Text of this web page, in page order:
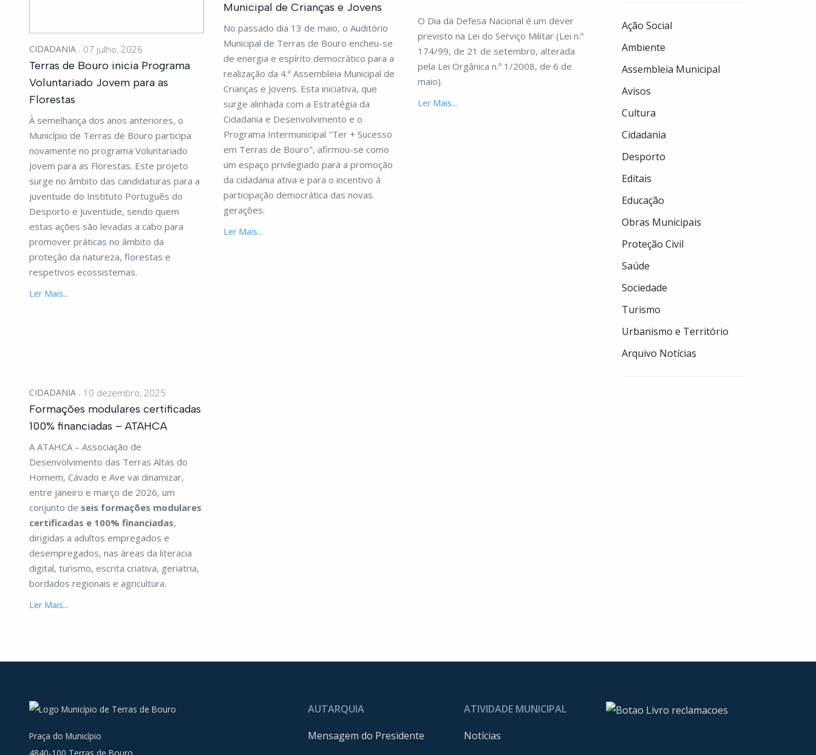
CIDADANIA 07 julho, 2026
Terras de Bouro inicia Programa
Voluntariado Jovem para as
Florestas
À semelhança dos anos anteriores, o
Município de Terras de Bouro participa
novamente no programa Voluntariado
Jovem para as Florestas. Este projeto
surge no âmbito das candidaturas para a
juventude do Instituto Português do
Desporto e Juventude, sendo quem
estas ações são levadas a cabo para
promover práticas no âmbito da
proteção da natureza, florestas e
respetivos ecossistemas.
Ler Mais...
Municipal de Crianças e Jovens
No passado dia 13 de maio, o Auditório
Municipal de Terras de Bouro encheu-se
de energia e espírito democrático para a
realização da 4.ª Assembleia Municipal de
Crianças e Jovens. Esta iniciativa, que
surge alinhada com a Estratégia da
Cidadania e Desenvolvimento e o
Programa Intermunicipal "Ter + Sucesso
em Terras de Bouro", afirmou-se como
um espaço privilegiado para a promoção
da cidadania ativa e para o incentivo à
participação democrática das novas
gerações.
Ler Mais...
O Dia da Defesa Nacional é um dever
previsto na Lei do Serviço Militar (Lei n.º
174/99, de 21 de setembro, alterada
pela Lei Orgânica n.º 1/2008, de 6 de
maio).
Ler Mais...
CIDADANIA 10 dezembro, 2025
Formações modulares certificadas
100% financiadas – ATAHCA
A ATAHCA – Associação de
Desenvolvimento das Terras Altas do
Homem, Cávado e Ave vai dinamizar,
entre janeiro e março de 2026, um
conjunto de seis formações modulares
certificadas e 100% financiadas,
dirigidas a adultos empregados e
desempregados, nas áreas da literacia
digital, turismo, escrita criativa, geriatria,
bordados regionais e agricultura.
Ler Mais...
Ação Social
Ambiente
Assembleia Municipal
Avisos
Cultura
Cidadania
Desporto
Editais
Educação
Obras Municipais
Proteção Civil
Saúde
Sociedade
Turismo
Urbanismo e Território
Arquivo Notícias
Praça do Município
AUTARQUIA
Mensagem do Presidente
ATIVIDADE MUNICIPAL
Notícias